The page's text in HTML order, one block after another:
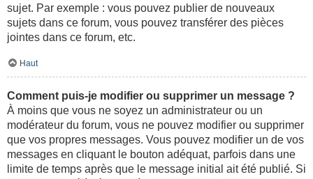
sujet. Par exemple : vous pouvez publier de nouveaux
sujets dans ce forum, vous pouvez transférer des pièces
jointes dans ce forum, etc.
Haut
Comment puis-je modifier ou supprimer un message ?
À moins que vous ne soyez un administrateur ou un
modérateur du forum, vous ne pouvez modifier ou supprimer
que vos propres messages. Vous pouvez modifier un de vos
messages en cliquant le bouton adéquat, parfois dans une
limite de temps après que le message initial ait été publié. Si